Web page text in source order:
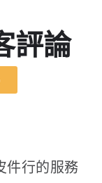
評論
件行的服務